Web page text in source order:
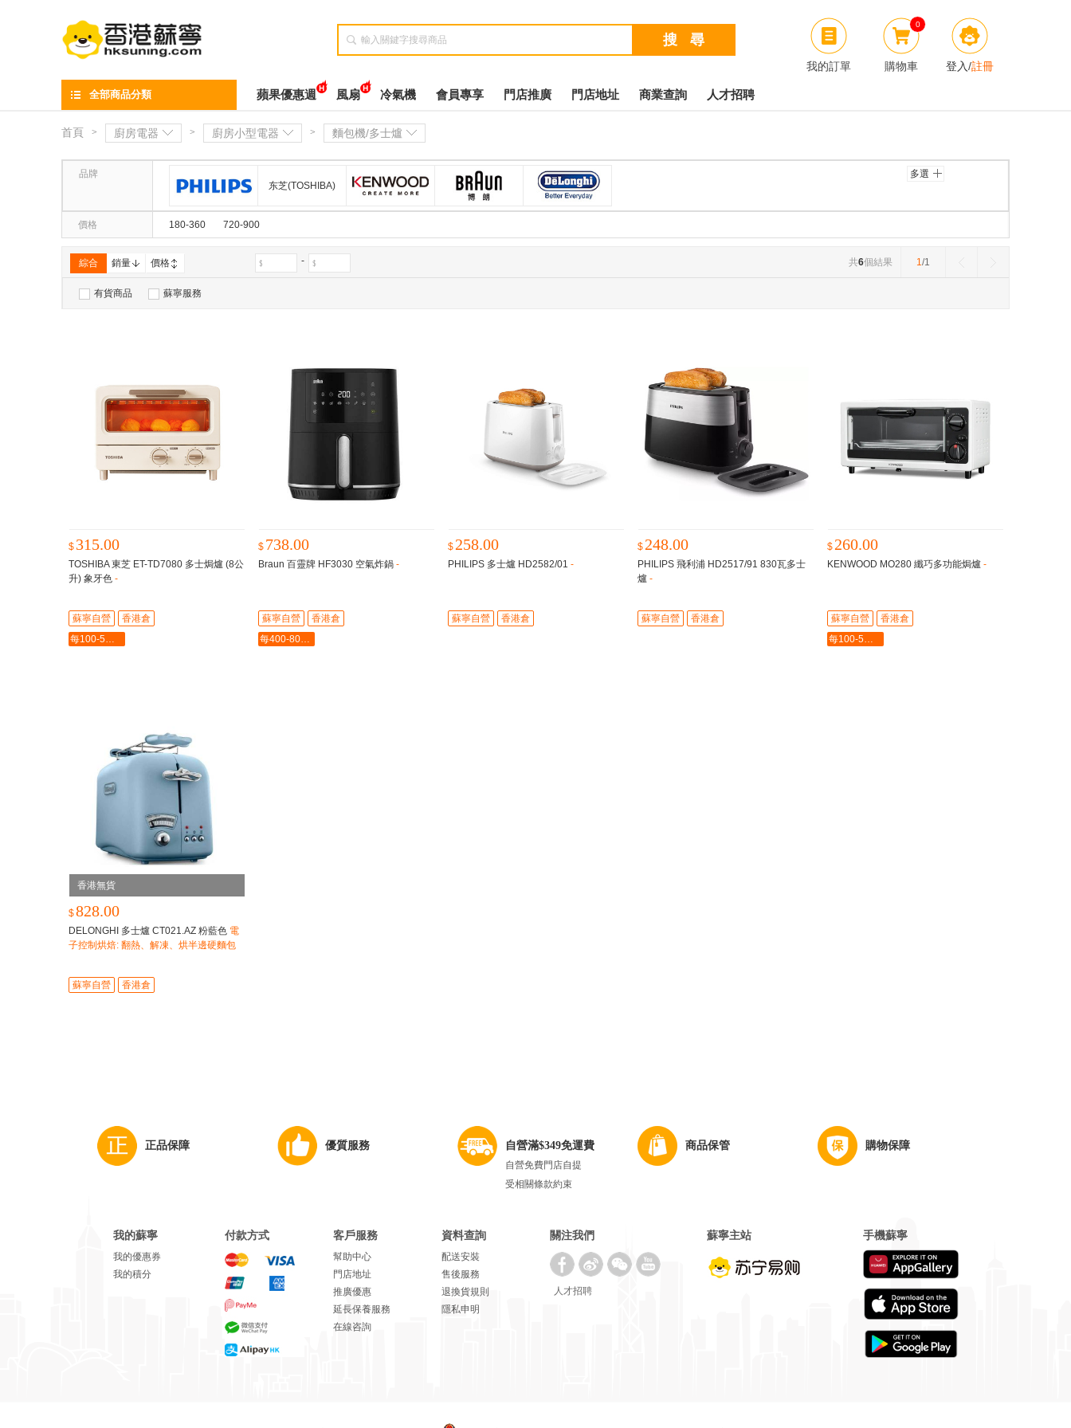
我的訂單
0
購物車 登入/註冊

全部商品分類 蘋果優惠週 風扇 冷氣機 會員專享 門店推廣 門店地址 商業查詢 人才招聘
首頁 > 廚房電器 > 廚房小型電器 > 麵包機/多士爐
品牌
东芝(TOSHIBA)
多選
價格 180-360 720-900
綜合 銷量 價格 - 1/1
共6個結果
有貨商品 蘇寧服務
$ 315.00
TOSHIBA 東芝 ET-TD7080 多士焗爐 (8公
升) 象牙色 -
蘇寧自營
香港倉
每100-5最多-2000
$ 738.00
Braun 百靈牌 HF3030 空氣炸鍋 -
蘇寧自營
香港倉
每400-80最多-2000
$ 258.00
PHILIPS 多士爐 HD2582/01 -
蘇寧自營 香港倉
$ 248.00
PHILIPS 飛利浦 HD2517/91 830瓦多士
爐 -
蘇寧自營 香港倉
$ 260.00
KENWOOD MO280 纖巧多功能焗爐 -
蘇寧自營
香港倉
每100-5最多-2000
香港無貨
$828.00
DELONGHI 多士爐 CT021.AZ 粉藍色 電
子控制烘焙: 翻熱、解凍、烘半邊硬麵包
蘇寧自營 香港倉
正品保障 優質服務 自營滿$349免運費
自營免費門店自提
受相關條款約束
商品保管 購物保障
我的蘇寧
我的優惠券
我的積分
付款方式 客戶服務
幫助中心
門店地址
推廣優惠
延長保養服務
在線咨詢
資料查詢
配送安裝
售後服務
退換貨規則
隱私申明
關注我們
人才招聘
蘇寧主站 手機蘇寧